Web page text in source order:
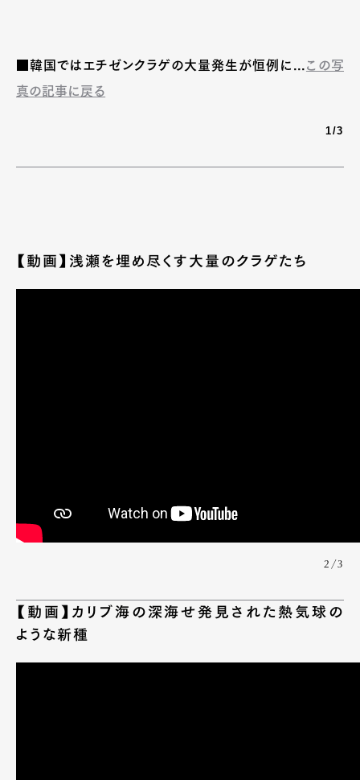
■韓国ではエチゼンクラゲの大量発生が恒例に... この写
真の記事に戻る
1/3
【動画】浅瀬を埋め尽くす大量のクラゲたち
2/3
【動画】カリブ海の深海せ発見された熱気球の
ような新種